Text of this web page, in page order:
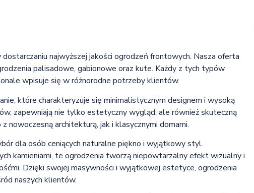
najwyższej jakości ogrodzeń frontowych. Nasza oferta
palisadowe, gabionowe oraz kute. Każdy z tych typów
wpisuje się w różnorodne potrzeby klientów.
które charakteryzuje się minimalistycznym designem i wysoką
zapewniają nie tylko estetyczny wygląd, ale również skuteczną
nowoczesną architekturą, jak i klasycznymi domami.
dla osób ceniących naturalne piękno i wyjątkowy styl.
kamieniami, te ogrodzenia tworzą niepowtarzalny efekt wizualny i
Dzięki swojej masywności i wyjątkowej estetyce, ogrodzenia
naszych klientów.